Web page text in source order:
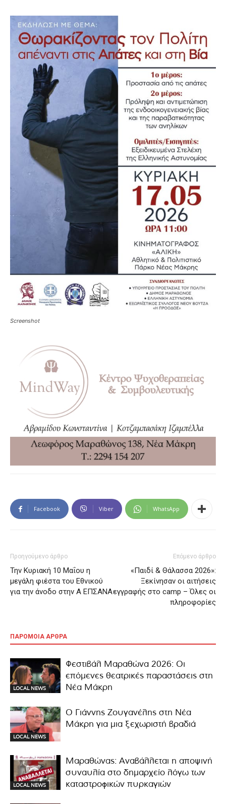
Screenshot
Facebook Viber WhatsApp
Προηγούμενο άρθρο
Την Κυριακή 10 Μαΐου η
μεγάλη φιέστα του Εθνικού
για την άνοδο στην Α ΕΠΣΑΝΑ
Επόμενο άρθρο
«Παιδί & Θάλασσα 2026»:
Ξεκίνησαν οι αιτήσεις
εγγραφής στο camp – Όλες οι
πληροφορίες
ΠΑΡΟΜΟΙΑ ΑΡΘΡΑ
LOCAL NEWS
Φεστιβάλ Μαραθώνα 2026: Οι
επόμενες θεατρικές παραστάσεις στη
Νέα Μάκρη
LOCAL NEWS
Ο Γιάννης Ζουγανέλης στη Νέα
Μάκρη για μια ξεχωριστή βραδιά
LOCAL NEWS
Μαραθώνας: Αναβάλλεται η αποψινή
συναυλία στο δημαρχείο λόγω των
καταστροφικών πυρκαγιών